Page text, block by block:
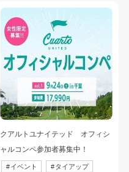
クアルトユナイテッド　オフィシ
ャルコンペ参加者募集中！
#イベント #タイアップ